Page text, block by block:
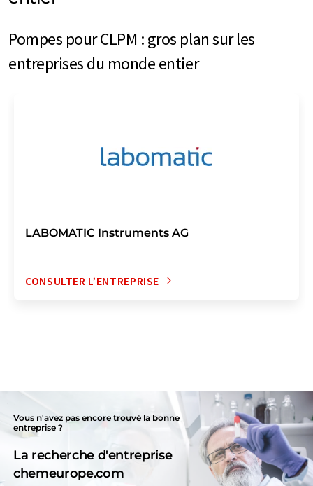
Pompes pour CLPM : gros plan sur les
entreprises du monde entier
LABOMATIC Instruments AG
CONSULTER L’ENTREPRISE
Vous n'avez pas encore trouvé la bonne
entreprise ?
La recherche d'entreprise
chemeurope.com